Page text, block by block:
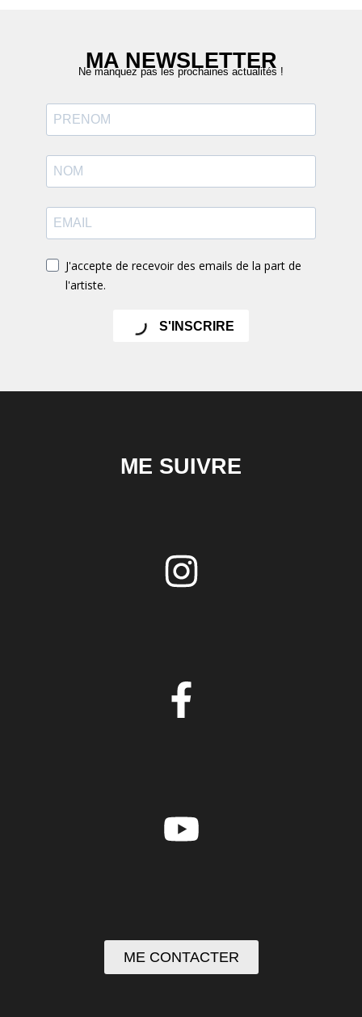
MA NEWSLETTER
Ne manquez pas les prochaines actualités !
J'accepte de recevoir des emails de la part de
l'artiste.
S'INSCRIRE
ME SUIVRE
ME CONTACTER